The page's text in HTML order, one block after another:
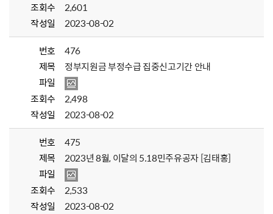
조회수
2,601
작성일
2023-08-02
번호
476
제목
정부지원금 부정수급 집중신고기간 안내
파일
조회수
2,498
작성일
2023-08-02
번호
475
제목
2023년 8월, 이달의 5.18민주유공자 [김태홍]
파일
조회수
2,533
작성일
2023-08-02